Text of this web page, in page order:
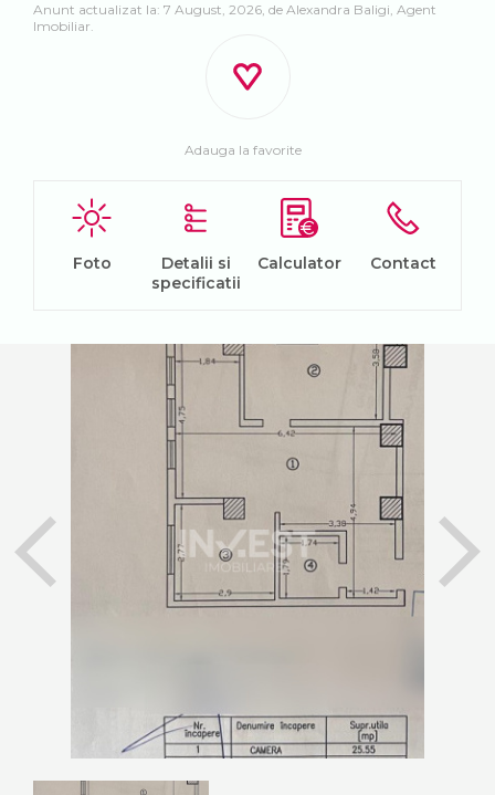
Anunt actualizat la: 7 August, 2026, de Alexandra Baligi, Agent
Imobiliar.
Adauga la favorite
Foto
Detalii si
specificatii
Calculator Contact